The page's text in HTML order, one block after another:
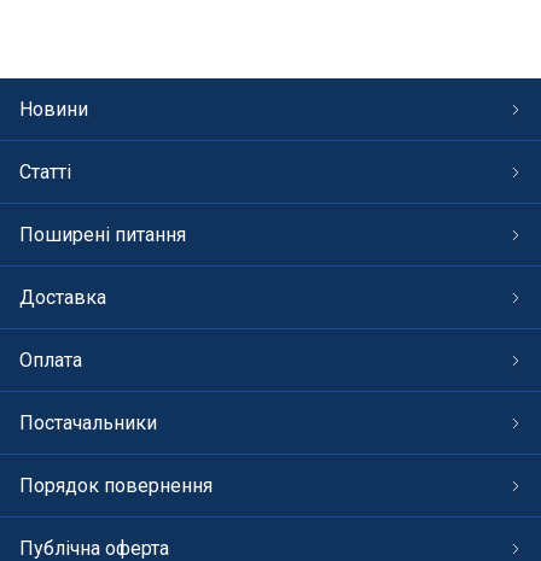
Новини
Статті
Поширені питання
Доставка
Оплата
Постачальники
Порядок повернення
Публічна оферта